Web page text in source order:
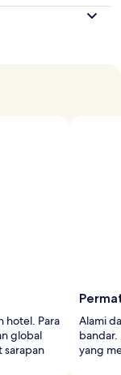
hotel. Para
global
sarapan
Alami
yang